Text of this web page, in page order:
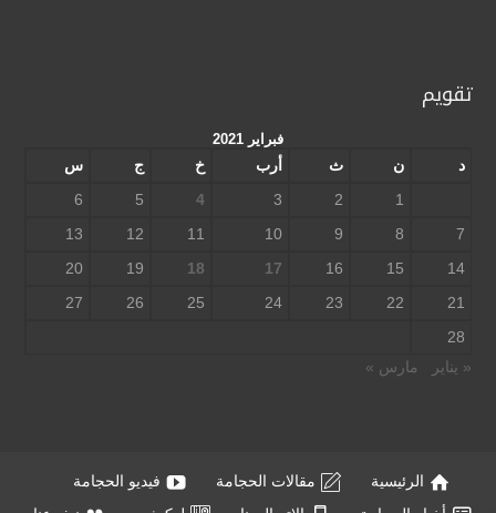
تقويم
فبراير 2021
د ن ث أرب خ ج
س
1
2
3
4
5
6
7
8
9
10
11
12
13
14
15
16
17
18
19
20
21
22
23
24
25
26
27
28
« يناير
مارس »
الرئيسية مقالات الحجامة
فيديو الحجامة